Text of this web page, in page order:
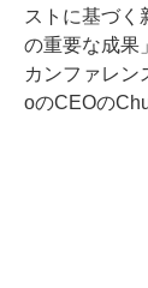
ストに基づく
の重要な成果
カンファレン
oのCEOの